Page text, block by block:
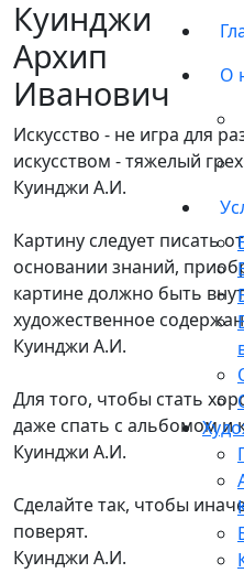
О
Куинджи
Архип
Иванович
Искусство - не игра для
искусством - тяжелый
Куинджи А.И.
Картину следует писать
основании знаний,
картине должно быть
художественное
Куинджи А.И.
Для того, чтобы стать
даже спать с альбомом и
Куинджи А.И.
Сделайте так, чтобы
поверят.
Куинджи А.И.